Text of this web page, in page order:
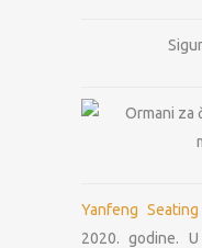
Yanfeng
2020. godine.